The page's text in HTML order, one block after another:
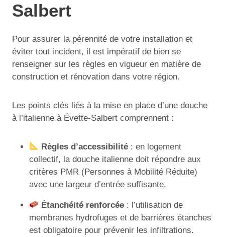
Salbert
Pour assurer la pérennité de votre installation et
éviter tout incident, il est impératif de bien se
renseigner sur les règles en vigueur en matière de
construction et rénovation dans votre région.
Les points clés liés à la mise en place d’une douche
à l’italienne à Évette-Salbert comprennent :
Règles d’accessibilité : en logement
collectif, la douche italienne doit répondre aux
critères PMR (Personnes à Mobilité Réduite)
avec une largeur d’entrée suffisante.
Étanchéité renforcée : l’utilisation de
membranes hydrofuges et de barrières étanches
est obligatoire pour prévenir les infiltrations.